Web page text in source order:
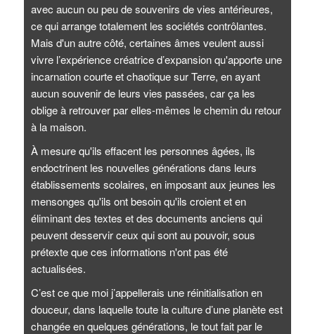
avec aucun ou peu de souvenirs de vies antérieures,
ce qui arrange totalement les sociétés contrôlantes.
Mais d'un autre côté, certaines âmes veulent aussi
vivre l’expérience créatrice d’expansion qu'apporte une
incarnation courte et chaotique sur Terre, en ayant
aucun souvenir de leurs vies passées, car ça les
oblige à retrouver par elles-mêmes le chemin du retour
à la maison.
À mesure qu'ils effacent les personnes âgées, ils
endoctrinent les nouvelles générations dans leurs
établissements scolaires, en imposant aux jeunes les
mensonges qu'ils ont besoin qu'ils croient et en
éliminant des textes et des documents anciens qui
peuvent desservir ceux qui sont au pouvoir, sous
prétexte que ces informations n'ont pas été
actualisées.
C’est ce que moi j’appellerais une réinitialisation en
douceur, dans laquelle toute la culture d’une planète est
changée en quelques générations, le tout fait par le